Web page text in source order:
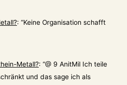
: “Keine Organisation schafft
Metall?: “@ 9 AnitMil Ich teile
und das sage ich als